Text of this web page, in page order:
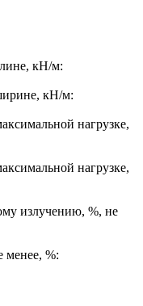
кН/м:
кН/м:
нагрузке,
нагрузке,
излучению, %, не
менее, %: